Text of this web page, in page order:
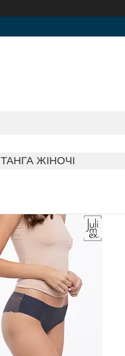
ТАНГА ЖІНОЧІ